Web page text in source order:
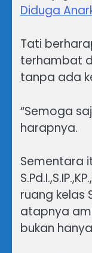
Diduga
Tati
terhambat
tanpa ada
“Semoga
harapnya.
Sementara
ruang kelas
atapnya
bukan